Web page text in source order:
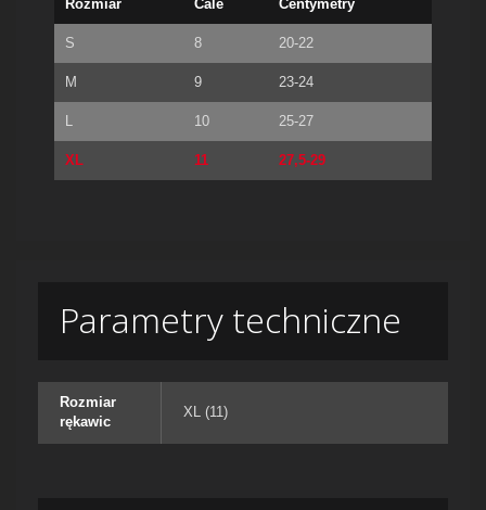
Rozmiar Cale Centymetry
S 8 20-22
M 9 23-24
10 25-27
XL 11 27,5-29
Parametry techniczne
Rozmiar
rękawic
XL (11)